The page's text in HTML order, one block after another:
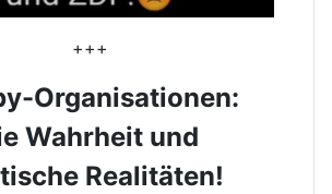
+++
Organisationen:
Wahrheit und
Realitäten!